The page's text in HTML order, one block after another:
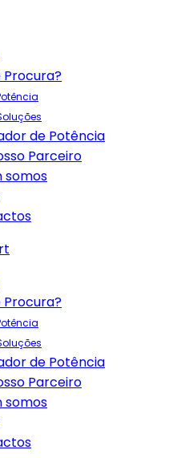
Procura?
de Potência
Parceiro
somos
Procura?
de Potência
Parceiro
somos